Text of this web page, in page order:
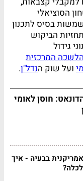
הסוציאלי
בסיס לתכנון
הביקוש
גידול
המרכזית
ועל שוק הנדל"ן.
חוסן לאומי
בבעיה - איך